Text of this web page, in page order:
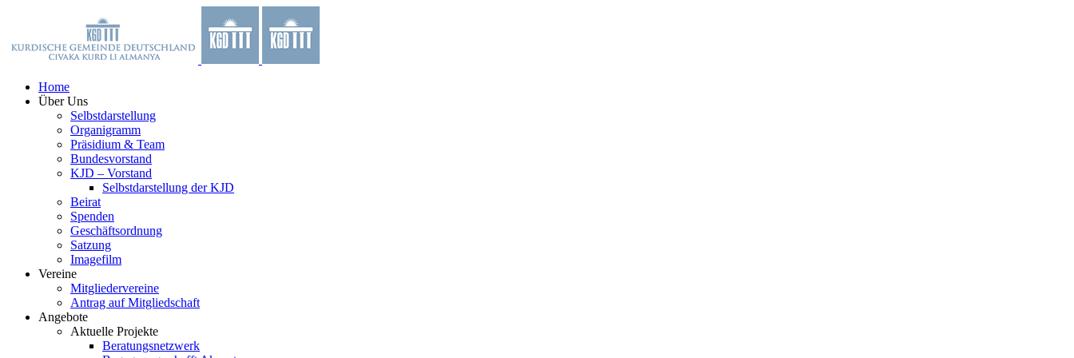
springen
Home
Über Uns
Selbstdarstellung
Organigramm
Präsidium & Team
Bundesvorstand
KJD – Vorstand
Selbstdarstellung der KJD
Beirat
Spenden
Geschäftsordnung
Satzung
Imagefilm
Vereine
Mitgliedervereine
Antrag auf Mitgliedschaft
Angebote
Aktuelle Projekte
Beratungsnetzwerk